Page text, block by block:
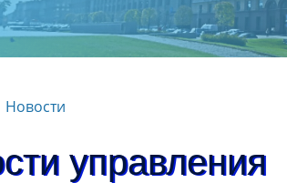
Новости
управления